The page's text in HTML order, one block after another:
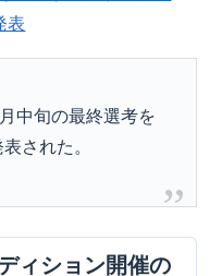
表
中旬の最終選考を
された。
ィション開催の